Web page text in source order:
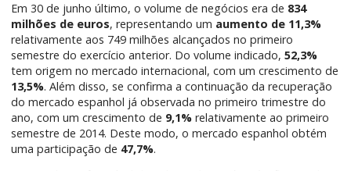
Em 30 de junho último, o volume de negócios era de 834
milhões de euros, representando um aumento de 11,3%
relativamente aos 749 milhões alcançados no primeiro
semestre do exercício anterior. Do volume indicado, 52,3%
tem origem no mercado internacional, com um crescimento de
13,5%. Além disso, se confirma a continuação da recuperação
do mercado espanhol já observada no primeiro trimestre do
ano, com um crescimento de 9,1%relativamente ao primeiro
semestre de 2014. Deste modo, o mercado espanhol obtém
uma participação de 47,7%.